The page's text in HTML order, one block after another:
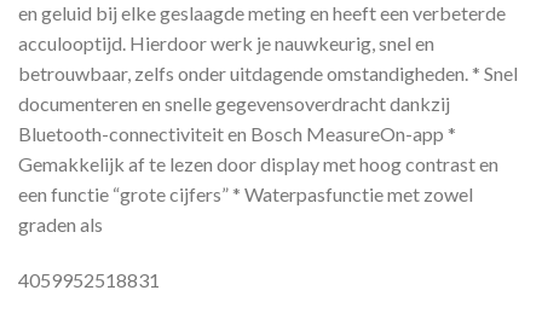
en geluid bij elke geslaagde meting en heeft een verbeterde
acculooptijd. Hierdoor werk je nauwkeurig, snel en
betrouwbaar, zelfs onder uitdagende omstandigheden. * Snel
documenteren en snelle gegevensoverdracht dankzij
Bluetooth-connectiviteit en Bosch MeasureOn-app *
Gemakkelijk af te lezen door display met hoog contrast en
een functie “grote cijfers” * Waterpasfunctie met zowel
graden als
4059952518831